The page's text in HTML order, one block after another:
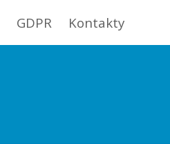
GDPR Kontakty